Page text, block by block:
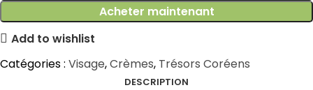
Acheter maintenant
Add to wishlist
Catégories : Visage,Crèmes, Trésors Coréens
DESCRIPTION